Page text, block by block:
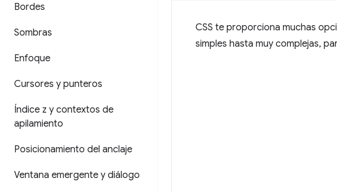
Bordes
Sombras
Enfoque
Cursores y punteros
Índice z y contextos de
apilamiento
Posicionamiento del anclaje
Ventana emergente y diálogo
CSS te proporciona muchas
simples hasta muy complejas,